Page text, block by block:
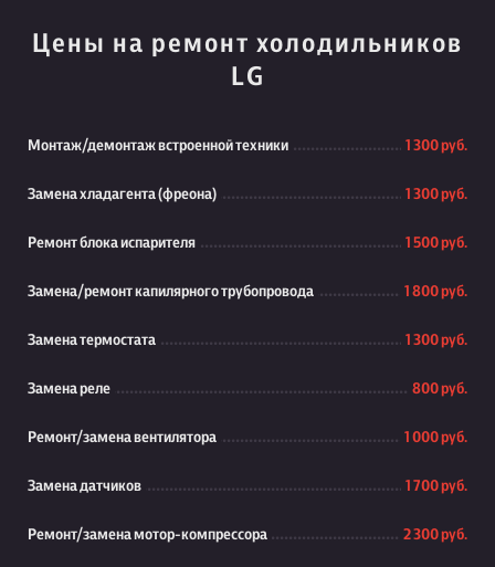
Цены на ремонт холодильников
LG
Монтаж/демонтаж встроенной техники 1 300 руб.
Замена хладагента (фреона) 1 300 руб.
Ремонт блока испарителя 1 500 руб.
Замена/ремонт капилярного трубопровода 1 800 руб.
Замена термостата 1 300 руб.
Замена реле 800 руб.
Ремонт/замена вентилятора 1 000 руб.
Замена датчиков 1 700 руб.
Ремонт/замена мотор-компрессора 2 300 руб.